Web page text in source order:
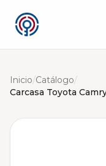
Inicio/Catálogo/
Carcasa Toyota